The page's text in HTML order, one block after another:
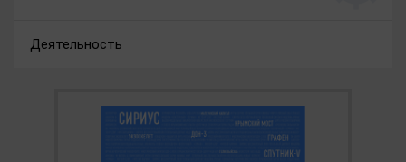
Деятельность